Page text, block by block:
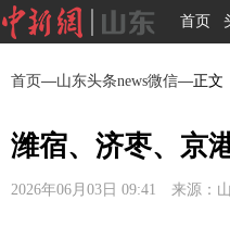
首页
首页—山东头条news微信—正文
潍宿、济枣、京
2026年06月03日 09:41 来源：